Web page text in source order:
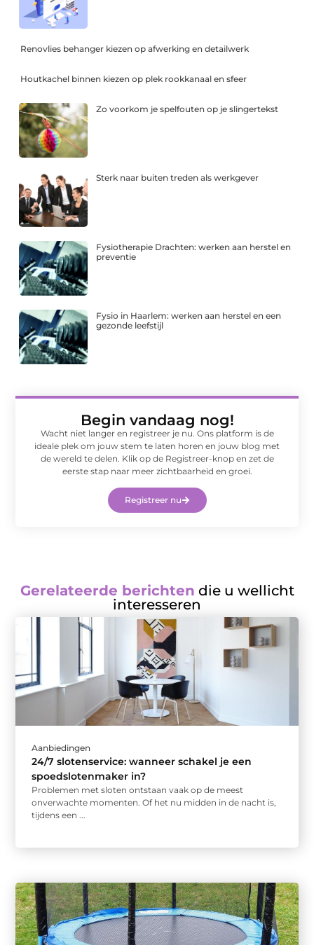
Renovlies behanger kiezen op afwerking en detailwerk
Houtkachel binnen kiezen op plek rookkanaal en sfeer
Zo voorkom je spelfouten op je slingertekst
Sterk naar buiten treden als werkgever
Fysiotherapie Drachten: werken aan herstel en
preventie
Fysio in Haarlem: werken aan herstel en een
gezonde leefstijl
Begin vandaag nog!
Wacht niet langer en registreer je nu. Ons platform is de
ideale plek om jouw stem te laten horen en jouw blog met
de wereld te delen. Klik op de Registreer-knop en zet de
eerste stap naar meer zichtbaarheid en groei.
Registreer nu
Gerelateerde berichten die u wellicht
interesseren
Aanbiedingen
24/7 slotenservice: wanneer schakel je een
spoedslotenmaker in?
Problemen met sloten ontstaan vaak op de meest
onverwachte momenten. Of het nu midden in de nacht is,
tijdens een ...